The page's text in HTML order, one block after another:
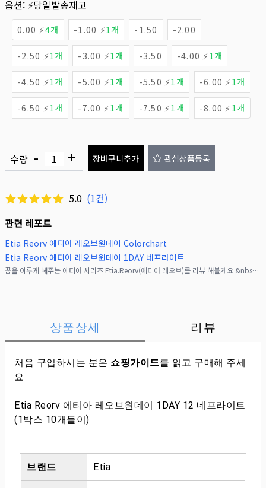
옵션: ⚡당일발송재고
0.00 ⚡4개 -1.00 ⚡1개 -1.50 -2.00
-2.50 ⚡1개 -3.00 ⚡1개 -3.50 -4.00 ⚡ 1개
-4.50 ⚡1개 -5.00 ⚡1개 -5.50 ⚡1개 -6.00 ⚡ 1개
-6.50 ⚡1개 -7.00 ⚡1개 -7.50 ⚡1개 -8.00 ⚡ 1개
수량 - + 장바구니추가 관심상품등록
5.0 (1건)
관련 레포트
Etia Reorv 에티아 레오브원데이 Colorchart
Etia Reorv 에티아 레오브원데이 1DAY 네프라이트
꿈을 이루게 해주는 에티아 시리즈 Etia.Reorv(에티아 레오브)를 리뷰 해볼게요 &nbsp;(｡&bull;̀ᴗ-)✧&nbsp;요즘 이미지 보정 기술이 빠르게 발전하면서, 굳이
상품상세 리뷰
처음 구입하시는 분은 쇼핑가이드를 읽고 구매해 주세
요
Etia Reorv 에티아 레오브원데이 1DAY 12 네프라이트
(1박스 10개들이)
브랜드 Etia